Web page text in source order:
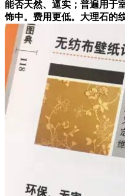
能否天然、逼实；普遍用于
饰中。费用更低。大理石的